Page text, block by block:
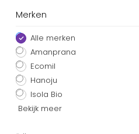
Merken
Alle merken
Amanprana
Ecomil
Hanoju
Isola Bio
Bekijk meer